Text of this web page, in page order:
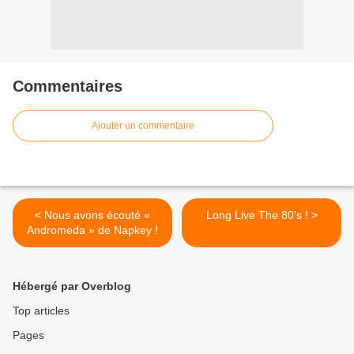
Commentaires
Ajouter un commentaire
< Nous avons écouté «
Andromeda » de Napkey !
Long Live The 80's ! >
Hébergé par Overblog
Top articles
Pages